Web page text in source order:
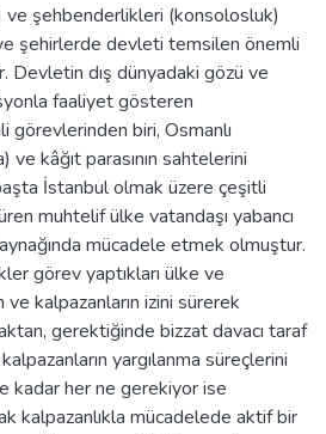
ve şehbenderlikleri (konsolosluk)
şehirlerde devleti temsilen önemli
dış dünyadaki gözü ve
faaliyet gösteren
görevlerinden biri, Osmanlı
ve kâğıt parasının sahtelerini
İstanbul olmak üzere çeşitli
muhtelif ülke vatandaşı yabancı
mücadele etmek olmuştur.
görev yaptıkları ülke ve
kalpazanların izini sürerek
gerektiğinde bizzat davacı taraf
yargılanma süreçlerini
kadar her ne gerekiyor ise
kalpazanlıkla mücadelede aktif bir